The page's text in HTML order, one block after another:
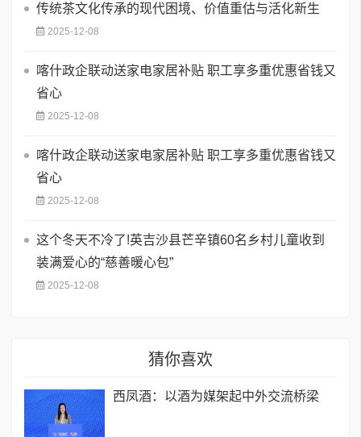
传统茶文化传承的现代困境、价值重估与活化新生
2025-12-08
喀什政企联动送家电家居补贴 职工享多重优惠省钱又
省心
2025-12-08
喀什政企联动送家电家居补贴 职工享多重优惠省钱又
省心
2025-12-08
这个冬天不冷了!英吉沙县芒辛镇60名乡村儿童收到
装满爱心的“慈善暖心包”
2025-12-08
猜你喜欢
西凤酒：以酒为媒架起中外交流桥梁